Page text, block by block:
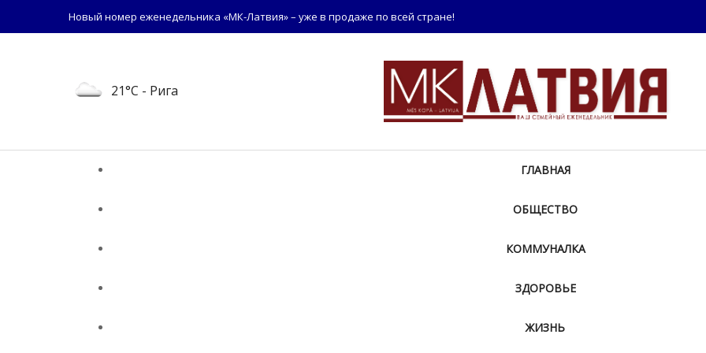
Новый номер еженедельника «МК-Латвия» – уже в продаже по всей стране!
21°C - Рига
ГЛАВНАЯ
ОБЩЕСТВО
КОММУНАЛКА
ЗДОРОВЬЕ
ЖИЗНЬ